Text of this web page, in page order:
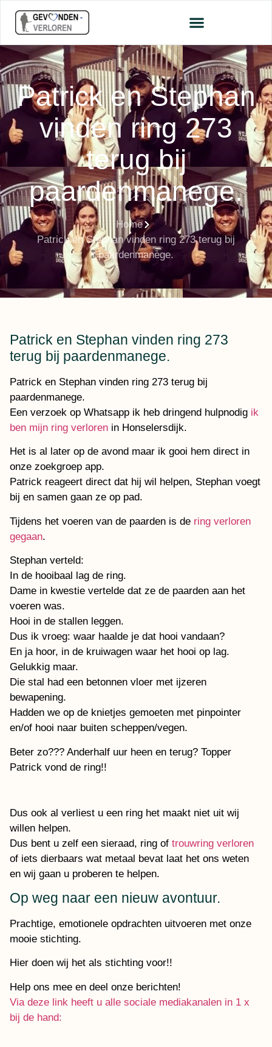
Patrick en Stephan
vinden ring 273
terug bij
paardenmanege.
Home
Patrick en Stephan vinden ring 273 terug bij
paardenmanege.
Patrick en Stephan vinden ring 273
terug bij paardenmanege.
Patrick en Stephan vinden ring 273 terug bij
paardenmanege.
Een verzoek op Whatsapp ik heb dringend hulpnodig ik
ben mijn ring verloren in Honselersdijk.
Het is al later op de avond maar ik gooi hem direct in
onze zoekgroep app.
Patrick reageert direct dat hij wil helpen, Stephan voegt
bij en samen gaan ze op pad.
Tijdens het voeren van de paarden is de ring verloren
gegaan.
Stephan verteld:
In de hooibaal lag de ring.
Dame in kwestie vertelde dat ze de paarden aan het
voeren was.
Hooi in de stallen leggen.
Dus ik vroeg: waar haalde je dat hooi vandaan?
En ja hoor, in de kruiwagen waar het hooi op lag.
Gelukkig maar.
Die stal had een betonnen vloer met ijzeren
bewapening.
Hadden we op de knietjes gemoeten met pinpointer
en/of hooi naar buiten scheppen/vegen.
Beter zo??? Anderhalf uur heen en terug? Topper
Patrick vond de ring!!
Dus ook al verliest u een ring het maakt niet uit wij
willen helpen.
Dus bent u zelf een sieraad, ring of trouwring verloren
of iets dierbaars wat metaal bevat laat het ons weten
en wij gaan u proberen te helpen.
Op weg naar een nieuw avontuur.
Prachtige, emotionele opdrachten uitvoeren met onze
mooie stichting.
Hier doen wij het als stichting voor!!
Help ons mee en deel onze berichten!
Via deze link heeft u alle sociale mediakanalen in 1 x
bij de hand: